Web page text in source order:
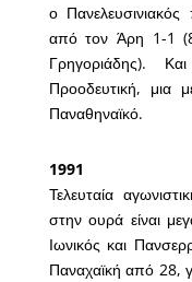
ο
από τον Άρη 1-1
Γρηγοριάδης).
Προοδευτική,
Παναθηναϊκό.
1991
Τελευταία
στην ουρά είναι
Ιωνικός και
Παναχαϊκή από 28,